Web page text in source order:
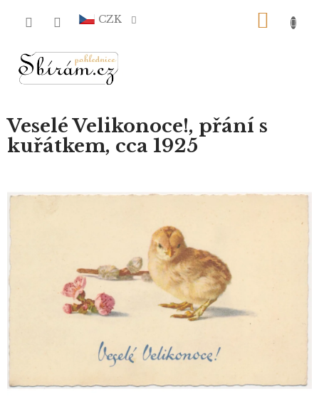
CZK
Veselé Velikonoce!, přání s
kuřátkem, cca 1925